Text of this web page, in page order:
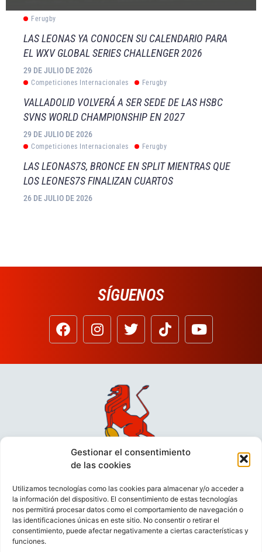
Gestionar el consentimiento
de las cookies
Utilizamos tecnologías como las cookies para almacenar y/o acceder a
la información del dispositivo. El consentimiento de estas tecnologías
nos permitirá procesar datos como el comportamiento de navegación o
las identificaciones únicas en este sitio. No consentir o retirar el
consentimiento, puede afectar negativamente a ciertas características y
funciones.
Ferugby
LAS LEONAS YA CONOCEN SU CALENDARIO PARA
EL WXV GLOBAL SERIES CHALLENGER 2026
29 DE JULIO DE 2026
Competiciones Internacionales Ferugby
VALLADOLID VOLVERÁ A SER SEDE DE LAS HSBC
SVNS WORLD CHAMPIONSHIP EN 2027
29 DE JULIO DE 2026
Competiciones Internacionales Ferugby
LAS LEONAS7S, BRONCE EN SPLIT MIENTRAS QUE
LOS LEONES7S FINALIZAN CUARTOS
26 DE JULIO DE 2026
SÍGUENOS